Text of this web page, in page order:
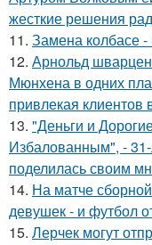
жесткие решения
11. Замена колбасе -
12. Арнольд
Мюнхена в одних
привлекая клиентов
13. "Деньги и
Избалованным", -
поделилась своим
14. На матче
девушек - и футбол
15. Лерчек могут